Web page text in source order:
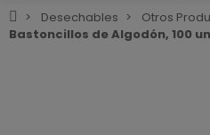
Desechables
Otros
Bastoncillos de Algodón, 100